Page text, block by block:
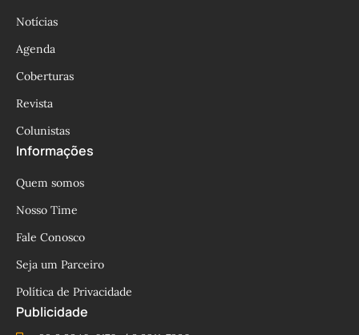
Notícias
Agenda
Coberturas
Revista
Colunistas
Informações
Quem somos
Nosso Time
Fale Conosco
Seja um Parceiro
Política de Privacidade
Publicidade